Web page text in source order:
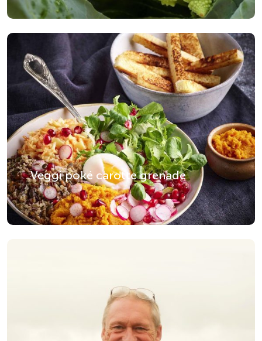
Veggi poké carotte grenade